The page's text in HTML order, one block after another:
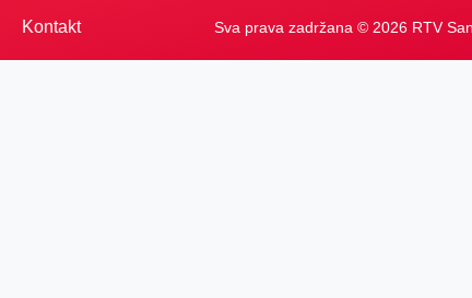
Kontakt Sva prava zadržana © 2026 RTV